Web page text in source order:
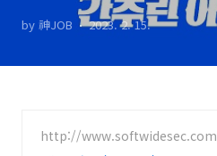
by 神JOB 2023. 2. 15.
http://www.softwidesec.com